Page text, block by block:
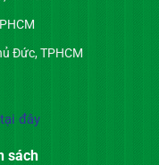
Đức, TPHCM
tại đây
sách